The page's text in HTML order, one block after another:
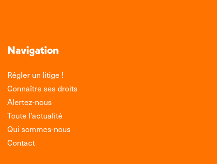
Navigation
Régler un litige !
Connaître ses droits
Alertez-nous
Toute l’actualité
Qui sommes-nous
Contact